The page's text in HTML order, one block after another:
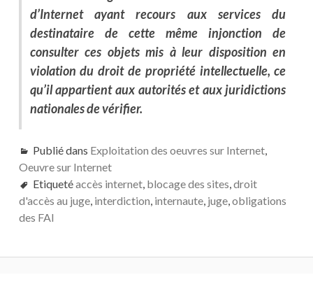
d’Internet ayant recours aux services du
destinataire de cette même injonction de
consulter ces objets mis à leur disposition en
violation du droit de propriété intellectuelle, ce
qu’il appartient aux autorités et aux juridictions
nationales de vérifier.
Publié dans Exploitation des oeuvres sur Internet,
Oeuvre sur Internet
Etiquetéaccès internet, blocage des sites droit
d'accès au juge, interdiction internaute, juge, obligations
des FAI